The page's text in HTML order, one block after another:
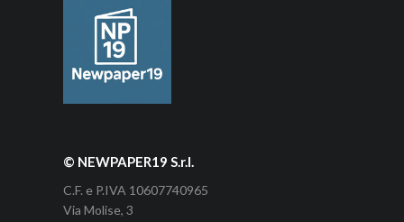
© NEWPAPER19 S.r.l.
C.F. e P.IVA 10607740965
Via Molise, 3